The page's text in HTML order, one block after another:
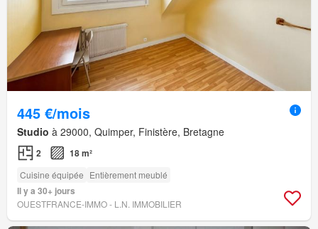
445 €/mois
Studio à 29000, Quimper, Finistère, Bretagne
2 18 m²
Cuisine équipée Entièrement meublé
Il y a 30+ jours
OUESTFRANCE-IMMO - L.N. IMMOBILIER